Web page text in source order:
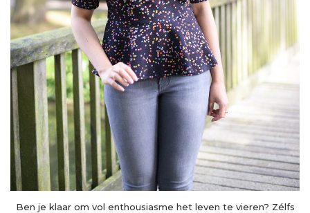
Ben je klaar om vol enthousiasme het leven te vieren? Zélfs